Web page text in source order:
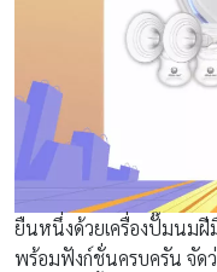
ยืนหนึ่งด้วยเครื่องปั๊มนมฝี
พร้อมฟังก์ชั่นครบครัน จัด